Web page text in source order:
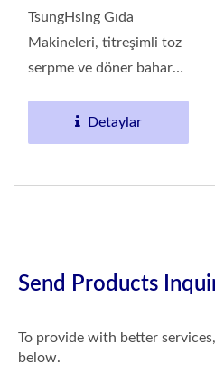
TsungHsing Gıda
Makineleri, titreşimli toz
serpme ve döner baharat
üreticisi...Detaylar